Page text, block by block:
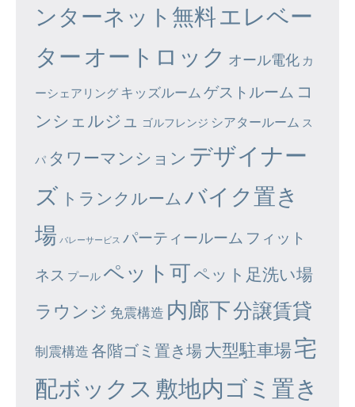
ンターネット無料エレベー
ター オートロック オール電化 カ
ーシェアリング キッズルーム ゲストルーム コ
ンシェルジュ
ゴルフレンジ シアタールーム ス
パ タワーマンション デザイナー
ズ トランクルーム バイク置き
場 バレーサービス パーティールーム フィット
ネス プール ペット可ペット足洗い場
ラウンジ 免震構造 内廊下分譲賃貸
制震構造 各階ゴミ置き場大型駐車場宅
配ボックス 敷地内ゴミ置き